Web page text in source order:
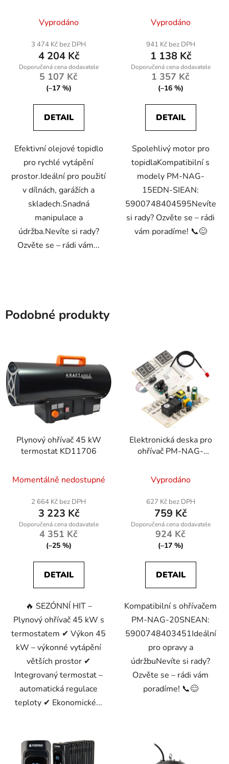
Vyprodáno
3 474 Kč bez DPH
4 204 Kč
5 107 Kč
(–17 %)
DETAIL
Efektivní olejové topidlo
pro rychlé vytápění
prostor.Ideální pro použití
v dílnách, garážích a
skladech.Snadná
manipulace a
údržba.Nevíte si rady?
Ozvěte se – rádi vám...
Vyprodáno
941 Kč bez DPH
1 138 Kč
1 357 Kč
(–16 %)
DETAIL
Spolehlivý motor pro
topidlaKompatibilní s
modely PM-NAG-
15EDN-SIEAN:
5900748404595Nevíte
si rady? Ozvěte se – rádi
vám poradíme! 📞😊
Podobné produkty
Plynový ohřívač 45 kW
termostat KD11706
Momentálně nedostupné
2 664 Kč bez DPH
3 223 Kč
4 351 Kč
(–25 %)
DETAIL
🔥 SEZÓNNÍ HIT –
Plynový ohřívač 45 kW s
termostatem ✔ Výkon 45
kW – výkonné vytápění
větších prostor ✔
Integrovaný termostat –
automatická regulace
teploty ✔ Ekonomické...
Elektronická deska pro
ohřívač PM-NAG-
Vyprodáno
627 Kč bez DPH
759 Kč
924 Kč
(–17 %)
DETAIL
Kompatibilní s ohřívačem
PM-NAG-20SNEAN:
5900748403451Ideální
pro opravy a
údržbuNevíte si rady?
Ozvěte se – rádi vám
poradíme! 📞😊